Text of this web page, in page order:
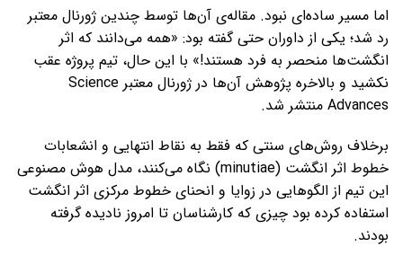
اما مسیر ساده‌ای نبود. مقاله‌ی آن‌ها توسط چندین ژورنال معتبر
رد شد؛ یکی از داوران حتی گفته بود: «همه می‌دانند که اثر
انگشت‌ها منحصر به فرد هستند!» با این حال، تیم پروژه عقب
نکشید و بالاخره پژوهش آن‌ها در ژورنال معتبر Science
Advances منتشر شد.
برخلاف روش‌های سنتی که فقط به نقاط انتهایی و انشعابات
خطوط اثر انگشت (minutiae) نگاه می‌کنند، مدل هوش مصنوعی
این تیم از الگوهایی در زوایا و انحنای خطوط مرکزی اثر انگشت
استفاده کرده بود چیزی که کارشناسان تا امروز نادیده گرفته
بودند.